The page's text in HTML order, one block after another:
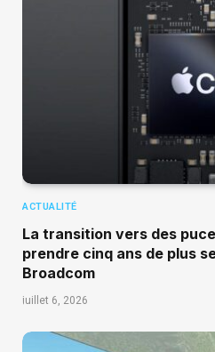
ACTUALITÉ
La transition vers des
prendre cinq ans de plus
Broadcom
juillet 6, 2026